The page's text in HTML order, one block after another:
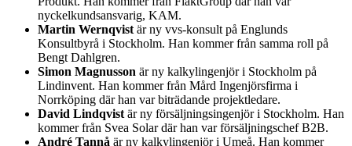
nyckelkundsansvarig, KAM.
Martin Wernqvist är ny vvs-konsult på Englunds
Konsultbyrå i Stockholm. Han kommer från samma roll på
Bengt Dahlgren.
Simon Magnusson är ny kalkylingenjör i Stockholm på
Lindinvent. Han kommer från Mård Ingenjörsfirma i
Norrköping där han var biträdande projektledare.
David Lindqvist är ny försäljningsingenjör i Stockholm. Han
kommer från Svea Solar där han var försäljningschef B2B.
André Tannå är ny kalkylingenjör i Umeå. Han kommer